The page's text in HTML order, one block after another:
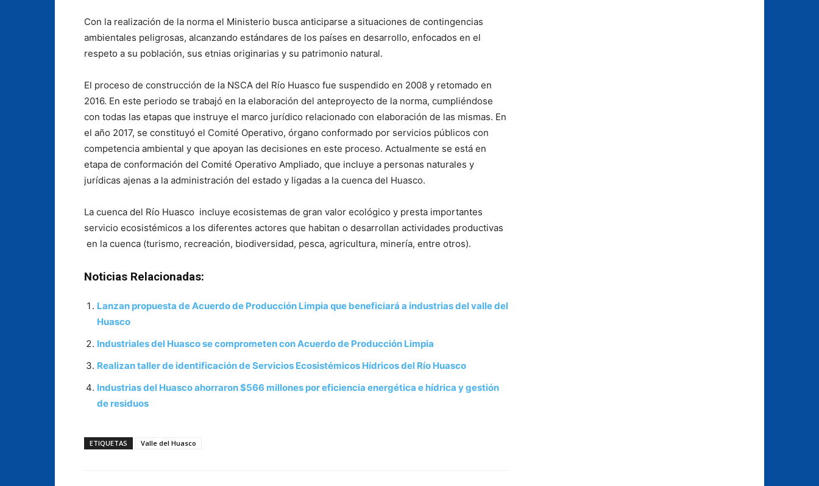
Con la realización de la norma el Ministerio busca anticiparse a situaciones de contingencias
ambientales peligrosas, alcanzando estándares de los países en desarrollo, enfocados en el
respeto a su población, sus etnias originarias y su patrimonio natural.
El proceso de construcción de la NSCA del Río Huasco fue suspendido en 2008 y retomado en
2016. En este periodo se trabajó en la elaboración del anteproyecto de la norma, cumpliéndose
con todas las etapas que instruye el marco jurídico relacionado con elaboración de las mismas. En
el año 2017, se constituyó el Comité Operativo, órgano conformado por servicios públicos con
competencia ambiental y que apoyan las decisiones en este proceso. Actualmente se está en
etapa de conformación del Comité Operativo Ampliado, que incluye a personas naturales y
jurídicas ajenas a la administración del estado y ligadas a la cuenca del Huasco.
La cuenca del Río Huasco incluye ecosistemas de gran valor ecológico y presta importantes
servicio ecosistémicos a los diferentes actores que habitan o desarrollan actividades productivas
en la cuenca (turismo, recreación, biodiversidad, pesca, agricultura, minería, entre otros).
Noticias Relacionadas:
Lanzan propuesta de Acuerdo de Producción Limpia que beneficiará a industrias del valle del
Huasco
Industriales del Huasco se comprometen con Acuerdo de Producción Limpia
Realizan taller de identificación de Servicios Ecosistémicos Hídricos del Río Huasco
Industrias del Huasco ahorraron $566 millones por eficiencia energética e hídrica y gestión
de residuos
ETIQUETAS Valle del Huasco